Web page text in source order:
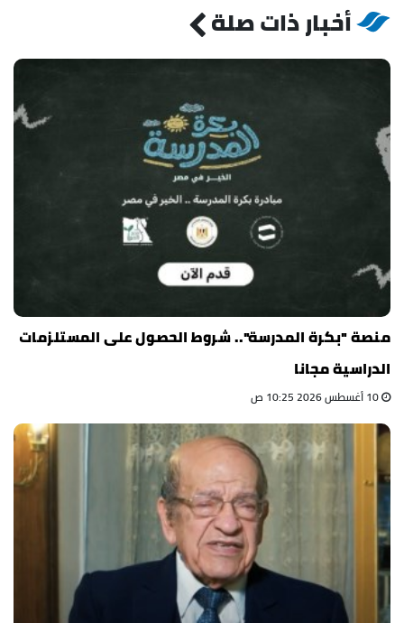
أخبار ذات صلة
منصة "بكرة المدرسة".. شروط الحصول على المستلزمات
الدراسية مجانا